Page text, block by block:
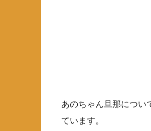
あのちゃん旦那につい
ています。